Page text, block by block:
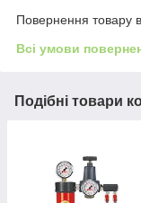
Повернення товару
Всі умови
Подібні товари